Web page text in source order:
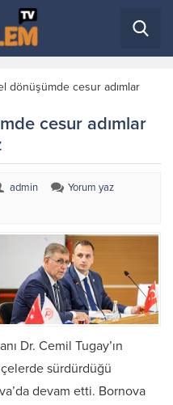
dönüşümde cesur adımlar
cesur adımlar
admin
Yorum yaz
Dr. Cemil Tugay’ın
sürdürdüğü
devam etti. Bornova